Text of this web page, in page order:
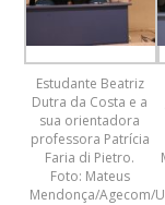
Estudante Beatriz
Dutra da Costa e a
sua orientadora
professora Patrícia
Faria di Pietro.
Foto: Mateus
Mendonça/Agecom/